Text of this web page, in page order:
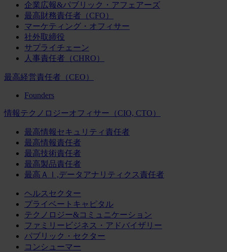
企業広報&パブリック・アフェアーズ
最高財務責任者（CFO）
マーケティング・オフィサー
社外取締役
サプライチェーン
人事責任者（CHRO）
最高経営責任者（CEO）
Founders
情報テクノロジーオフィサー（CIO, CTO）
最高情報セキュリティ責任者
最高情報責任者
最高技術責任者
最高製品責任者
最高ＡＩ,データアナリティクス責任者
ヘルスセクター
プライベートキャピタル
テクノロジー&コミュニケーション
ファミリービジネス・アドバイザリー
パブリック・セクター
コンシューマー